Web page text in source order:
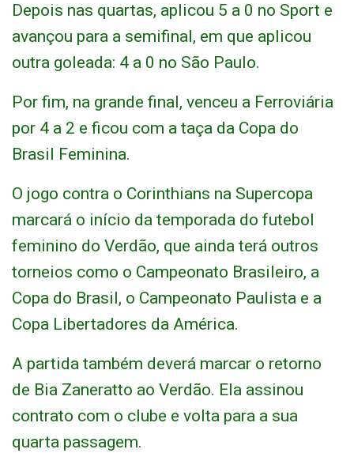
Depois nas quartas, aplicou 5 a 0 no Sport e
avançou para a semifinal, em que aplicou
outra goleada: 4 a 0 no São Paulo.
Por fim, na grande final, venceu a Ferroviária
por 4 a 2 e ficou com a taça da Copa do
Brasil Feminina.
O jogo contra o Corinthians na Supercopa
marcará o início da temporada do futebol
feminino do Verdão, que ainda terá outros
torneios como o Campeonato Brasileiro, a
Copa do Brasil, o Campeonato Paulista e a
Copa Libertadores da América.
A partida também deverá marcar o retorno
de Bia Zaneratto ao Verdão. Ela assinou
contrato com o clube e volta para a sua
quarta passagem.